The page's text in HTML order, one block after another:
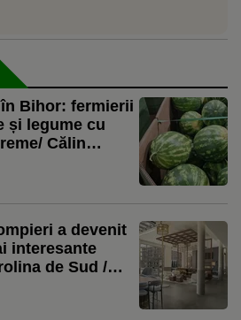
Bihor: fermierii
și legume cu
Călin
culeg”
a devenit
interesante
de Sud /